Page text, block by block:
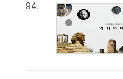
94.